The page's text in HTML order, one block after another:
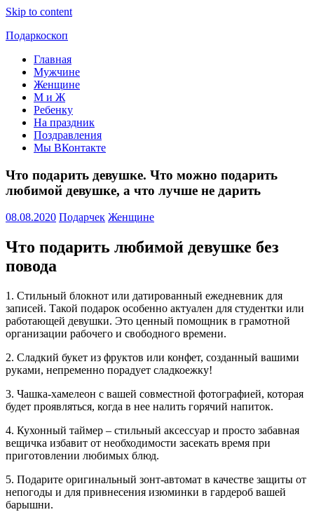
Skip to content
Подаркоскоп
Поможем
выбрать
подарить
Главная
Мужчине
Женщине
М и Ж
Ребенку
На праздник
Поздравления
Мы ВКонтакте
Что подарить девушке. Что можно подарить
любимой девушке, а что лучше не дарить
08.08.2020 Подарчек Женщине
Что подарить любимой девушке без
повода
1. Стильный блокнот или датированный ежедневник для
записей. Такой подарок особенно актуален для студентки или
работающей девушки. Это ценный помощник в грамотной
организации рабочего и свободного времени.
2. Сладкий букет из фруктов или конфет, созданный вашими
руками, непременно порадует сладкоежку!
3. Чашка-хамелеон с вашей совместной фотографией, которая
будет проявляться, когда в нее налить горячий напиток.
4. Кухонный таймер – стильный аксессуар и просто забавная
вещичка избавит от необходимости засекать время при
приготовлении любимых блюд.
5. Подарите оригинальный зонт-автомат в качестве защиты от
непогоды и для привнесения изюминки в гардероб вашей
барышни.